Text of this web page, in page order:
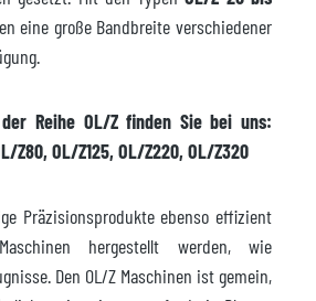
eine große Bandbreite verschiedener
Reihe OL/Z finden Sie bei uns:
Z80, OL/Z125, OL/Z220, OL/Z320
Präzisionsprodukte ebenso effizient
hergestellt werden, wie
Den OL/Z Maschinen ist gemein,